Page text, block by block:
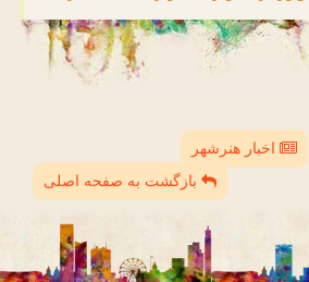
اخبار هنرشهر
بازگشت به صفحه اصلی